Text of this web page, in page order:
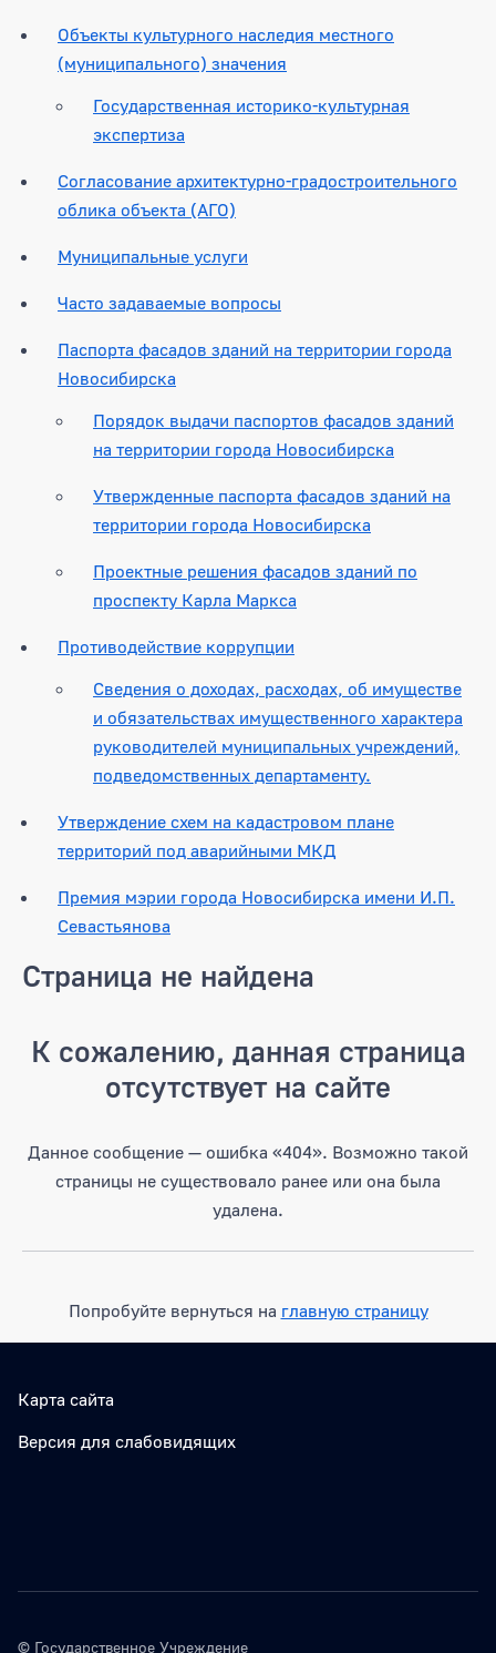
Объекты культурного наследия местного
(муниципального) значения
Государственная историко-культурная
экспертиза
Согласование архитектурно-градостроительного
облика объекта (АГО)
Муниципальные услуги
Часто задаваемые вопросы
Паспорта фасадов зданий на территории города
Новосибирска
Порядок выдачи паспортов фасадов зданий
на территории города Новосибирска
Утвержденные паспорта фасадов зданий на
территории города Новосибирска
Проектные решения фасадов зданий по
проспекту Карла Маркса
Противодействие коррупции
Сведения о доходах, расходах, об имуществе
и обязательствах имущественного характера
руководителей муниципальных учреждений,
подведомственных департаменту.
Утверждение схем на кадастровом плане
территорий под аварийными МКД
Премия мэрии города Новосибирска имени И.П.
Севастьянова
Страница не найдена
К сожалению, данная страница
отсутствует на сайте
Данное сообщение — ошибка «404». Возможно такой
страницы не существовало ранее или она была
удалена.
Попробуйте вернуться на главную страницу
Карта сайта
Версия для слабовидящих
© Государственное Учреждение